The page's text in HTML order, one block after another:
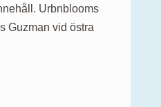
Urbnblooms
Guzman vid östra